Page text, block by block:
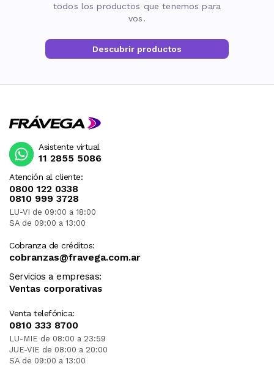
todos los productos que tenemos para
vos.
Descubrir productos
Atención al cliente:
0800 122 0338
0810 999 3728
LU-VI de 09:00 a 18:00
SA de 09:00 a 13:00
Cobranza de créditos:
cobranzas@fravega.com.ar
Servicios a empresas:
Ventas corporativas
Venta telefónica:
0810 333 8700
LU-MIE de 08:00 a 23:59
JUE-VIE de 08:00 a 20:00
SA de 09:00 a 13:00
Asistente virtual
11 2855 5086